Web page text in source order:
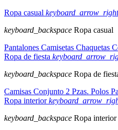
Ropa casual keyboard_arrow_right
keyboard_backspace Ropa casual
Pantalones Camisetas Chaquetas
Ropa de fiesta
keyboard_backspace Ropa de
Camisas Conjunto 2 Pzas. Polos
Ropa interior
keyboard_backspace Ropa interior